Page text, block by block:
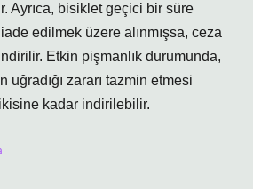
Ayrıca, bisiklet geçici bir süre
edilmek üzere alınmışsa, ceza
Etkin pişmanlık durumunda,
zararı tazmin etmesi
kadar indirilebilir.